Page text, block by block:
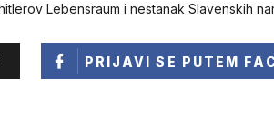
Lebensraum i nestanak Slavenskih
PRIJAVI SE PUTEM